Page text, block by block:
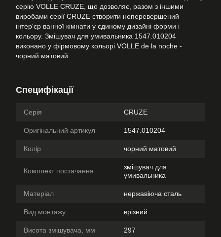
серію VOLLE CRUZE, що дозволяє, разом з іншими
виробами серії CRUZE створити неперевершений
інтер'єр ванної кімнати у єдиному дизайні форми і
кольору. Змішувач для умивальника 1547.010204
виконано у фірмовому кольорі VOLLE de la noche -
чорний матовий.
Специфікації
Серія CRUZE
Оригінальний артикул 1547.010204
Колір чорний матовий
Комплект постачання
змішувач для
умивальника
Матеріал нержавіюча сталь
Вид монтажу врізний
Висота змішувача, мм 297